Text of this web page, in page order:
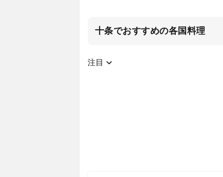
十条でおすすめの各国料理
注目